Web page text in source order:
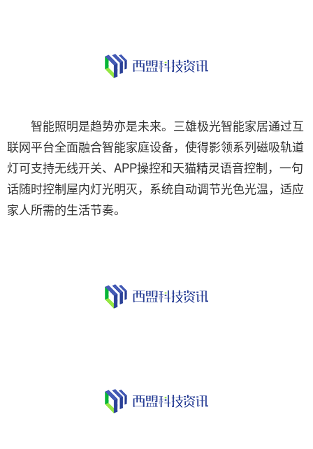
智能照明是趋势亦是未来。三雄极光智能家居通过互
联网平台全面融合智能家庭设备，使得影领系列磁吸轨道
灯可支持无线开关、APP操控和天猫精灵语音控制，一句
话随时控制屋内灯光明灭，系统自动调节光色光温，适应
家人所需的生活节奏。